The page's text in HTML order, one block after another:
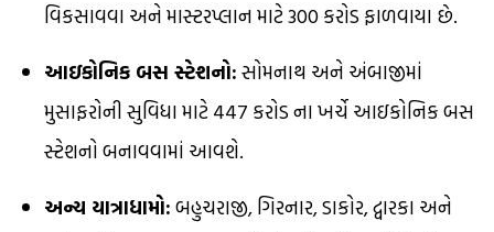
વિકસાવવા અને માસ્ટરપ્લાન માટે ₹300 કરોડ ફાળવાયા છે.
આઇકોનિક બસ સ્ટેશનો:સોમનાથ અને અંબાજીમાં
મુસાફરોની સુવિધા માટે ₹447 કરોડ ના ખર્ચે આઇકોનિક બસ
સ્ટેશનો બનાવવામાં આવશે.
અન્ય યાત્રાધામો:બહુચરાજી, ગિરનાર, ડાકોર, દ્વારકા અને